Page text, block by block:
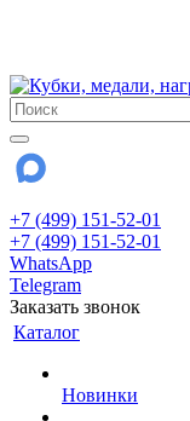
+7 (499) 151-52-01
+7 (499) 151-52-01
WhatsApp
Telegram
Заказать звонок
Каталог
Новинки